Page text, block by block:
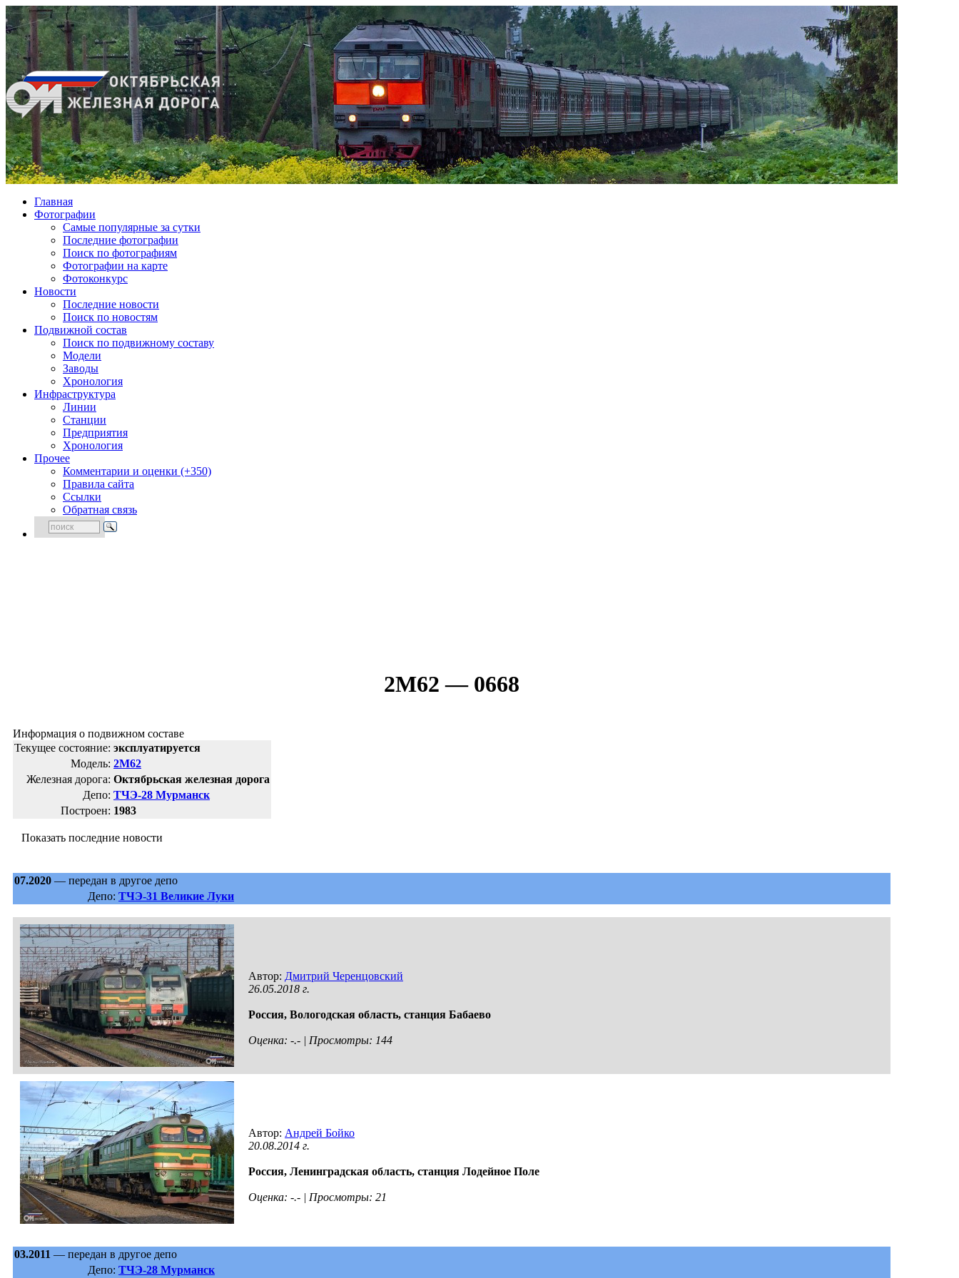
Главная
Фотографии
Cамые популярные за сутки
Последние фотографии
Поиск по фотографиям
Фотографии на карте
Фотоконкурс
Новости
Последние новости
Поиск по новостям
Подвижной состав
Поиск по подвижному составу
Модели
Заводы
Хронология
Инфраструктура
Линии
Станции
Предприятия
Хронология
Прочее
Комментарии и оценки (+350)
Правила сайта
Ссылки
Обратная связь
2М62 — 0668
Информация о подвижном составе
Текущее состояние: эксплуатируется
Модель: 2М62
Железная дорога: Октябрьская железная дорога
Депо: ТЧЭ-28 Мурманск
Построен: 1983
Показать последние новости
07.2020 — передан в другое депо
Депо: ТЧЭ-31 Великие Луки
Автор: Дмитрий Черенцовский
26.05.2018 г.
Россия, Вологодская область, станция Бабаево
Оценка: -.- | Просмотры: 144
Автор: Андрей Бойко
20.08.2014 г.
Россия, Ленинградская область, станция Лодейное Поле
Оценка: -.- | Просмотры: 21
03.2011 — передан в другое депо
Депо: ТЧЭ-28 Мурманск